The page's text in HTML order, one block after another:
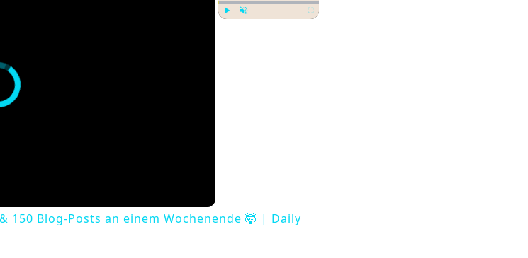
150 Blog-Posts an einem Wochenende 🤯 | Daily